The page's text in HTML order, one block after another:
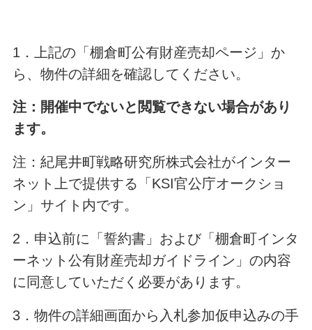
1．上記の「棚倉町公有財産売却ページ」か
ら、物件の詳細を確認してください。
注：開催中でないと閲覧できない場合があり
ます。
注：紀尾井町戦略研究所株式会社がインター
ネット上で提供する「KSI官公庁オークショ
ン」サイト内です。
2．申込前に「誓約書」および「棚倉町インタ
ーネット公有財産売却ガイドライン」の内容
に同意していただく必要があります。
3．物件の詳細画面から入札参加仮申込みの手